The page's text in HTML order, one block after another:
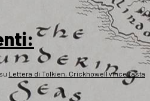
su Lettera di Tolkien, Crickhowell vince l’asta